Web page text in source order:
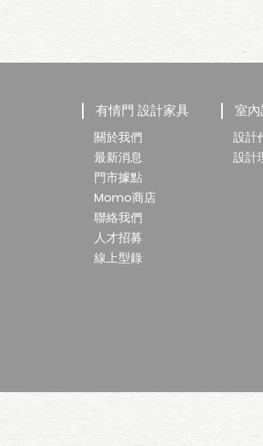
有情門 設計家具
關於我們
最新消息
門市據點
Momo商店
聯絡我們
人才招募
線上型錄
室
設計
設計